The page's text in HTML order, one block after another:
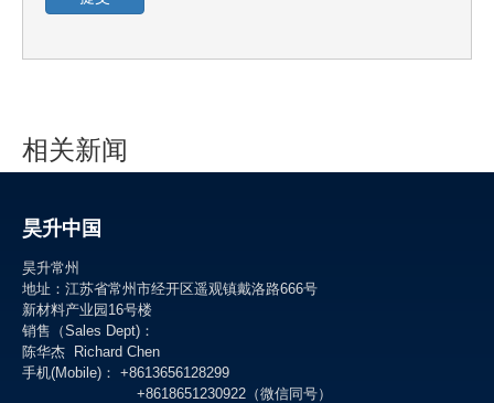
相关新闻
昊升中国
昊升常州
地址：江苏省常州市经开区遥观镇戴洛路666号
新材料产业园16号楼
销售（Sales Dept)：
陈华杰 Richard Chen
手机(Mobile)： +8613656128299
+8618651230922（微信同号）